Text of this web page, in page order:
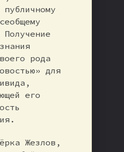
рода
для
его
Жезлов,